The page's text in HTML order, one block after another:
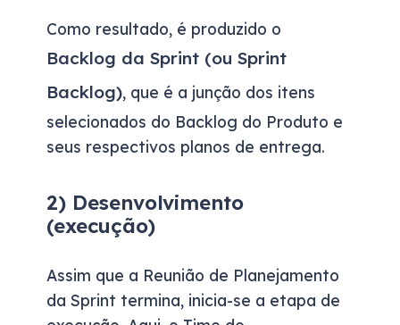
Como resultado, é produzido o
Backlog da Sprint (ou Sprint
Backlog), que é a junção dos itens
selecionados do Backlog do Produto e
seus respectivos planos de entrega.
2) Desenvolvimento
(execução)
Assim que a Reunião de Planejamento
da Sprint termina, inicia-se a etapa de